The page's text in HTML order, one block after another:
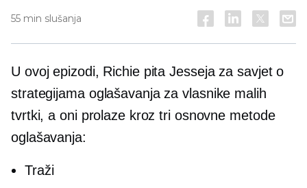
55 min slušanja
U ovoj epizodi, Richie pita Jesseja za savjet o
strategijama oglašavanja za vlasnike malih
tvrtki, a oni prolaze kroz tri osnovne metode
oglašavanja:
Traži